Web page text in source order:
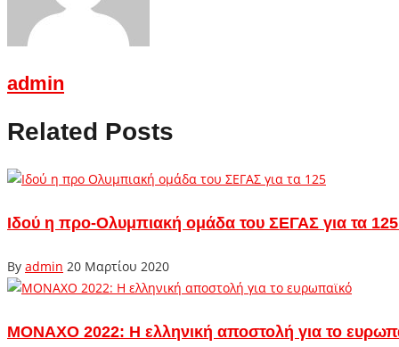
admin
Related Posts
Ιδού η προ-Ολυμπιακή ομάδα του ΣΕΓΑΣ για τα
By admin 20 Μαρτίου 2020
ΜΟΝΑΧΟ 2022: Η ελληνική αποστολή για το